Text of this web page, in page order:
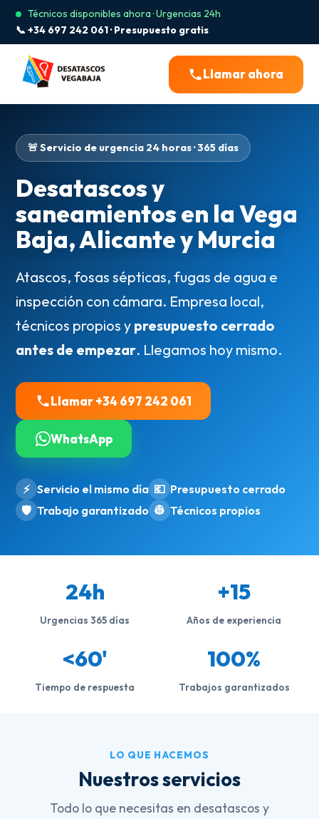
Técnicos disponibles ahora · Urgencias 24h
📞 +34 697 242 061 · Presupuesto gratis
Llamar ahora
🚨 Servicio de urgencia 24 horas · 365 días
Desatascos y
saneamientos en la Vega
Baja, Alicante y Murcia
Atascos, fosas sépticas, fugas de agua e
inspección con cámara. Empresa local,
técnicos propios y presupuesto cerrado
antes de empezar. Llegamos hoy mismo.
Llamar +34 697 242 061
WhatsApp
⚡ Servicio el mismo día 💶 Presupuesto cerrado
🛡️ Trabajo garantizado 👷 Técnicos propios
24h
Urgencias 365 días
+15
Años de experiencia
<60'
Tiempo de respuesta
100%
Trabajos garantizados
LO QUE HACEMOS
Nuestros servicios
Todo lo que necesitas en desatascos y